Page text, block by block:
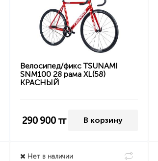
Велосипед/фикс TSUNAMI
SNM100 28 рама XL(58)
КРАСНЫЙ
290 900 тг В корзину
Нет в наличии